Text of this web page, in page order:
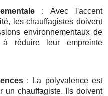
: Avec l'accent
les chauffagistes doivent
environnementaux de
réduire leur empreinte
: La polyvalence est
un chauffagiste. Ils doivent